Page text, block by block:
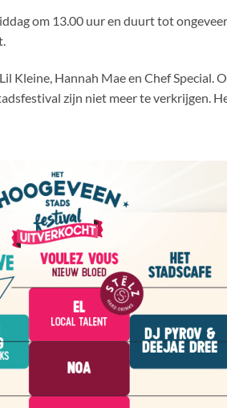
om 13.00 uur en duurt tot
Kleine, Hannah Mae en Chef Special.
zijn niet meer te verkrijgen.